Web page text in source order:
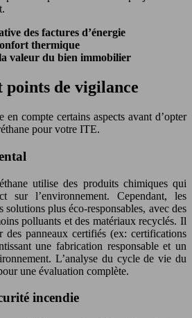
des factures d’énergie
thermique
valeur du bien immobilier
points de vigilance
compte certains aspects avant d’opter
pour votre ITE.
utilise des produits chimiques qui
sur l’environnement. Cependant, les
solutions plus éco-responsables, avec des
polluants et des matériaux recyclés. Il
des panneaux certifiés (ex: certifications
une fabrication responsable et un
L’analyse du cycle de vie du
une évaluation complète.
incendie